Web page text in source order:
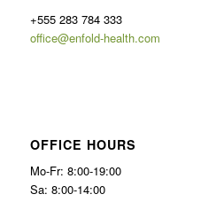
+555 283 784 333
office@enfold-health.com
OFFICE HOURS
Mo-Fr: 8:00-19:00
Sa: 8:00-14:00